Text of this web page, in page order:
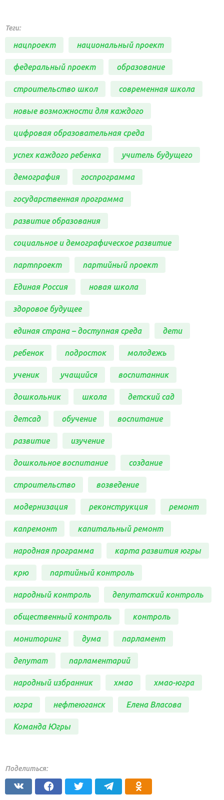
Теги:
нацпроект национальный проект
федеральный проект образование
строительство школ современная школа
новые возможности для каждого
цифровая образовательная среда
успех каждого ребенка учитель будущего
демография госпрограмма
государственная программа
развитие образования
социальное и демографическое развитие
партпроект партийный проект
Единая Россия новая школа
здоровое будущее
единая страна – доступная среда дети
ребенок подросток молодежь
ученик учащийся воспитанник
дошкольник школа детский сад
детсад обучение воспитание
развитие изучение
дошкольное воспитание создание
строительство возведение
модернизация реконструкция ремонт
капремонт капитальный ремонт
народная программа карта развития югры
крю партийный контроль
народный контроль депутатский контроль
общественный контроль контроль
мониторинг дума парламент
депутат парламентарий
народный избранник хмао хмао-югра
югра нефтеюганск Елена Власова
Команда Югры
Поделиться: